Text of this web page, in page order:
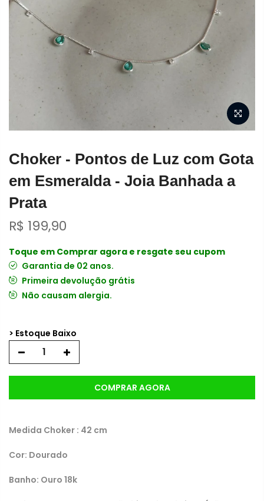
Choker - Pontos de Luz com Gota
em Esmeralda - Joia Banhada a
Prata
R$ 199,90
Toque em Comprar agora e resgate seu cupom
Garantia de 02 anos.
Primeira devolução grátis
Não causam alergia.
> Estoque Baixo
COMPRAR AGORA
Medida Choker : 42 cm
Cor: Dourado
Banho: Ouro 18k